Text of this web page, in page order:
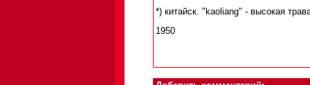
*) китайск. "kaoliang" - высокая
1950